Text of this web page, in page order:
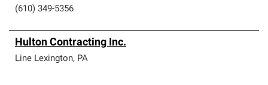
(610) 349-5356
Hulton Contracting Inc.
Line Lexington, PA